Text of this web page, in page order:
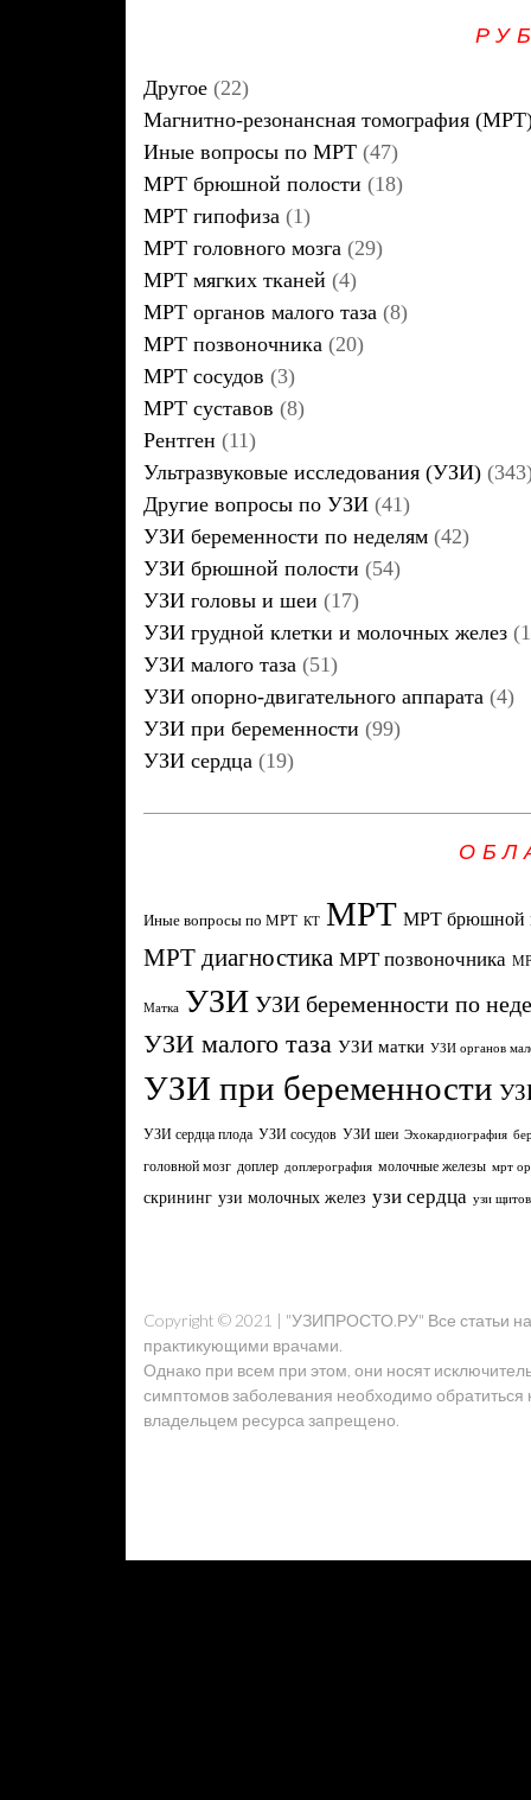
Другое (22)
Магнитно-резонансная томография
Иные вопросы по МРТ (47)
МРТ брюшной полости (18)
МРТ гипофиза (1)
МРТ головного мозга (29)
МРТ мягких тканей (4)
МРТ органов малого таза (8)
МРТ позвоночника (20)
МРТ сосудов (3)
МРТ суставов (8)
Рентген (11)
Ультразвуковые исследования (УЗИ)
Другие вопросы по УЗИ (41)
УЗИ беременности по неделям (42)
УЗИ брюшной полости (54)
УЗИ головы и шеи (17)
УЗИ грудной клетки и молочных желез
УЗИ малого таза (51)
УЗИ опорно-двигательного аппарата (4)
УЗИ при беременности (99)
УЗИ сердца (19)
Иные вопросы по МРТ КТ МРТ МРТ брюшной
МРТ диагностика МРТ позвоночника
Матка УЗИ УЗИ беременности по
УЗИ малого таза УЗИ матки УЗИ органов
УЗИ при беременности
УЗИ сердца плода УЗИ сосудов УЗИ шеи Эхокардиография
головной мозг доплер доплерография молочные железы мрт
скрининг узи молочных желез узи сердца узи
Copyright © 2021 | "УЗИПРОСТО.РУ" Все статьи
практикующими врачами.
Однако при всем при этом, они носят
симптомов заболевания необходимо обратиться
владельцем ресурса запрещено.